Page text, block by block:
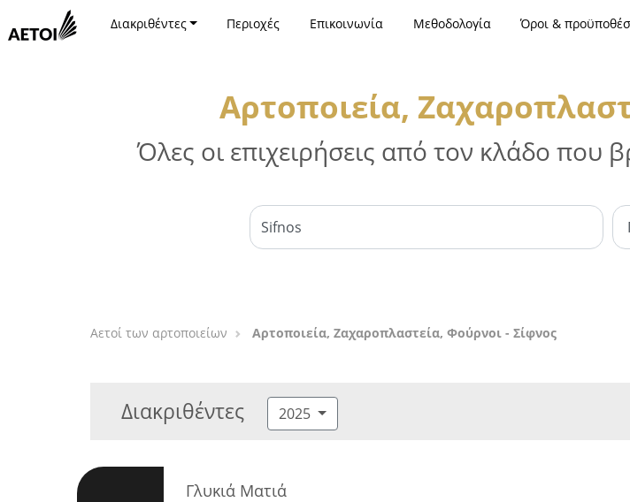
Διακριθέντες Περιοχές Επικοινωνία Μεθοδολογία Όροι &
Αρτοποιεία,
Όλες οι επιχειρήσεις από τον κλάδο που
Αετοί των αρτοποιείων Αρτοποιεία, Ζαχαροπλαστεία, Φούρνοι - Σίφνος
Διακριθέντες 2025
Γλυκιά Ματιά